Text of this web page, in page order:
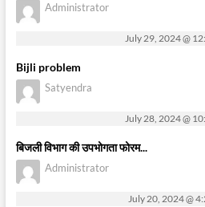
Administrator
July 29, 2024 @
Bijli problem
Satyendra
July 28, 2024 @
बिजली विभाग की उपभोगता फोरम...
Administrator
July 20, 2024 @